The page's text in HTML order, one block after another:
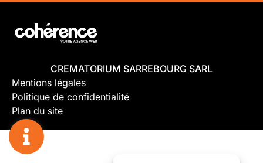
CREMATORIUM SARREBOURG SARL
Mentions légales
Politique de confidentialité
Plan du site